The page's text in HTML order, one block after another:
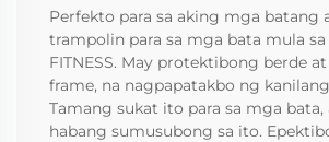
Perfekto para sa aking mga batang
trampolin para sa mga bata mula sa
FITNESS. May protektibong berde
frame, na nagpapatakbo ng
Tamang sukat ito para sa mga bata,
habang sumusubong sa ito.